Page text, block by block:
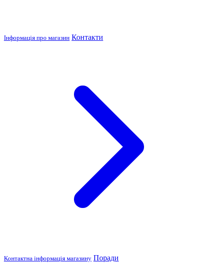
Інформація про магазин Контакти
Контактна інформація магазину Поради